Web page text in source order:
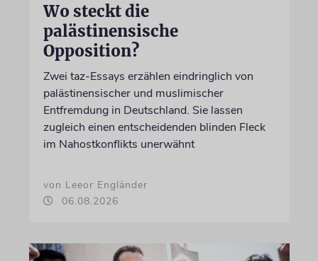
Wo steckt die
palästinensische
Opposition?
Zwei taz-Essays erzählen eindringlich von
palästinensischer und muslimischer
Entfremdung in Deutschland. Sie lassen
zugleich einen entscheidenden blinden Fleck
im Nahostkonflikts unerwähnt
von Leeor Engländer
06.08.2026